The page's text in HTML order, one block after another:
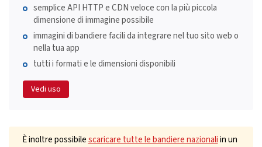
semplice API HTTP e CDN veloce con la più piccola
dimensione di immagine possibile
immagini di bandiere facili da integrare nel tuo sito web o
nella tua app
tutti i formati e le dimensioni disponibili
Vedi uso
È inoltre possibilescaricare tutte le bandiere nazionaliin un